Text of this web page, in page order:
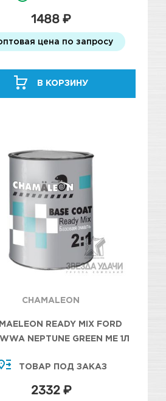
1488 ₽
цена по запросу
В КОРЗИНУ
CHAMALEON
READY MIX FORD
NEPTUNE GREEN МЕ 1Л
ТОВАР ПОД ЗАКАЗ
2332 ₽